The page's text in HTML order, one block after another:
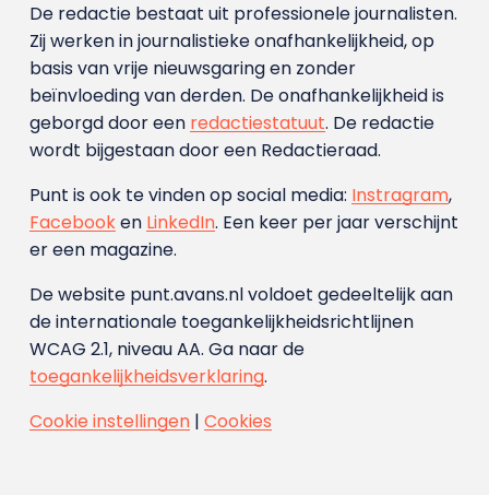
De redactie bestaat uit professionele journalisten.
Zij werken in journalistieke onafhankelijkheid, op
basis van vrije nieuwsgaring en zonder
beïnvloeding van derden. De onafhankelijkheid is
geborgd door een redactiestatuut. De redactie
wordt bijgestaan door een Redactieraad.
Punt is ook te vinden op social media: Instragram,
Facebooken LinkedIn. Een keer per jaar verschijnt
er een magazine.
De website punt.avans.nl voldoet gedeeltelijk aan
de internationale toegankelijkheidsrichtlijnen
WCAG 2.1, niveau AA. Ga naar de
toegankelijkheidsverklaring.
Cookie instellingen| Cookies